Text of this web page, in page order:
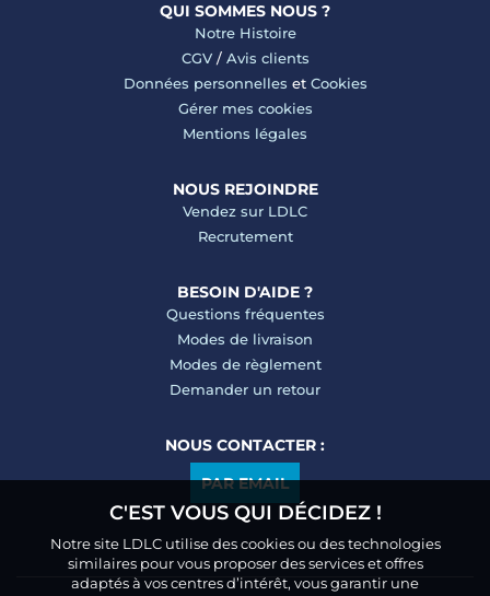
QUI SOMMES NOUS ?
Notre Histoire
CGV/ Avis clients
Données personnelles et Cookies
Gérer mes cookies
Mentions légales
NOUS REJOINDRE
Vendez sur LDLC
Recrutement
BESOIN D'AIDE ?
Questions fréquentes
Modes de livraison
Modes de règlement
Demander un retour
NOUS CONTACTER :
PAR EMAIL
C'EST VOUS QUI DÉCIDEZ !
Notre site LDLC utilise des cookies ou des technologies
similaires pour vous proposer des services et offres
adaptés à vos centres d’intérêt, vous garantir une